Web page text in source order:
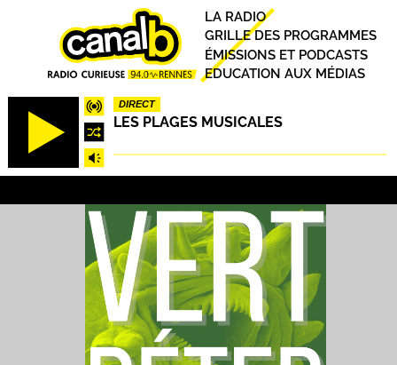
DIRECT
LES PLAGES MUSICALES
Principal
LA RADIO
GRILLE DES PROGRAMMES
ÉMISSIONS ET PODCASTS
EDUCATION AUX MÉDIAS